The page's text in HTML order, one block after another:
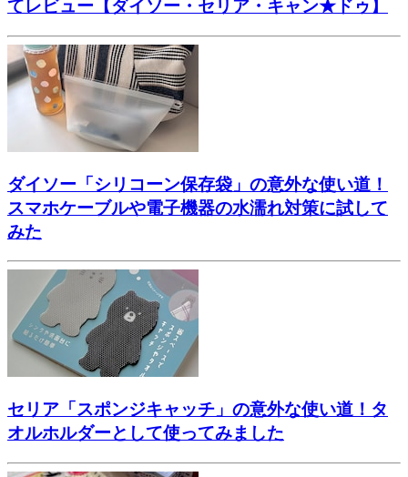
てレビュー【ダイソー・セリア・キャン★ドゥ】
ダイソー「シリコーン保存袋」の意外な使い道！
スマホケーブルや電子機器の水濡れ対策に試して
みた
セリア「スポンジキャッチ」の意外な使い道！タ
オルホルダーとして使ってみました